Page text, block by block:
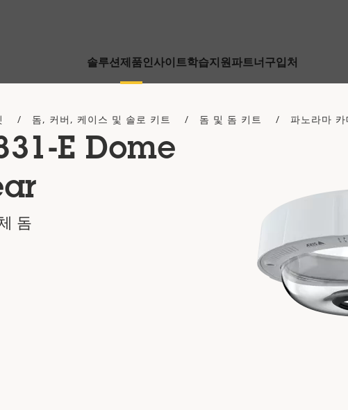
솔루션제품인사이트학습지원파트너구입처
돔, 커버, 케이스 및 솔로 키트 돔 및 돔 키트 파노라마
E Dome
돔